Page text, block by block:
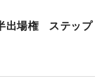
す。今週はステ
だし、賞金も
出場権 ステップ